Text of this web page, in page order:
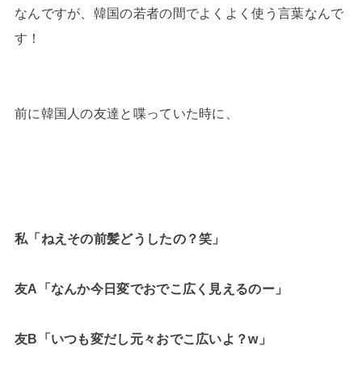
なんですが、韓国の若者の間でよくよく使う言葉なんで
す！
前に韓国人の友達と喋っていた時に、
私「ねえその前髪どうしたの？笑」
友A「なんか今日変でおでこ広く見えるのー」
友B「いつも変だし元々おでこ広いよ？w」